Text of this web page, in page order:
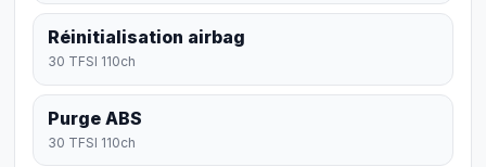
Réinitialisation airbag
30 TFSI 110ch
Purge ABS
30 TFSI 110ch